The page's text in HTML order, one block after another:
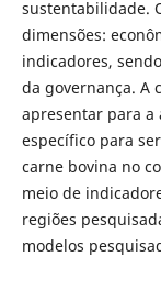
sustentabilidade.
dimensões:
indicadores,
da governança. A
apresentar para a
específico para
carne bovina no
meio de
regiões
modelos